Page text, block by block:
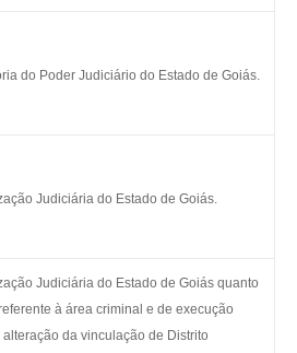
do Poder Judiciário do Estado de Goiás.
Judiciária do Estado de Goiás.
Judiciária do Estado de Goiás quanto
à área criminal e de execução
da vinculação de Distrito